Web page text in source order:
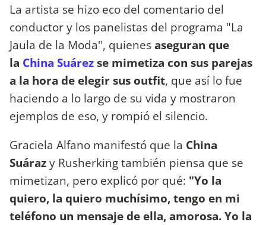
La artista se hizo eco del comentario del
conductor y los panelistas del programa "La
Jaula de la Moda", quienesaseguran que
la China Suárezse mimetiza con sus parejas
a la hora de elegir sus outfit, que así lo fue
haciendo a lo largo de su vida y mostraron
ejemplos de eso, y rompió el silencio.
Graciela Alfano manifestó que la China
Suárazy Rusherking también piensa que se
mimetizan, pero explicó por qué: "Yo la
quiero, la quiero muchísimo, tengo en mi
teléfono un mensaje de ella, amorosa. Yo la